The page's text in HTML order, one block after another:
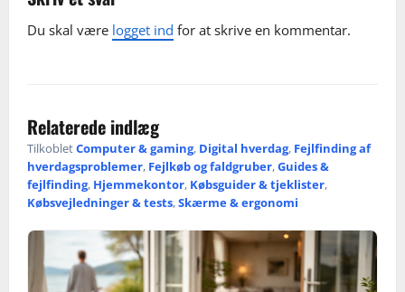
i
a
t
i
o
n
Du skal være logget ind for at skrive en kommentar.
Relaterede indlæg
TilkobletComputer & gaming, Digital hverdag, Fejlfinding af
hverdagsproblemer, Fejlkøb og faldgruber,Guides &
fejlfinding, Hjemmekontor, Købsguider & tjeklister,
Købsvejledninger & tests,Skærme & ergonomi